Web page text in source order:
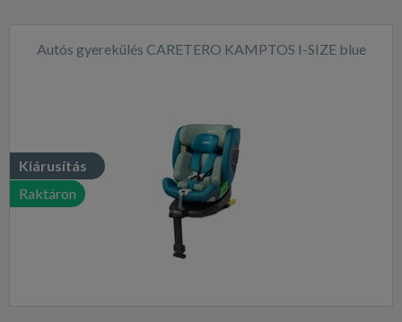
Autós gyerekülés CARETERO KAMPTOS I-SIZE blue
Kiárusítás
Raktáron